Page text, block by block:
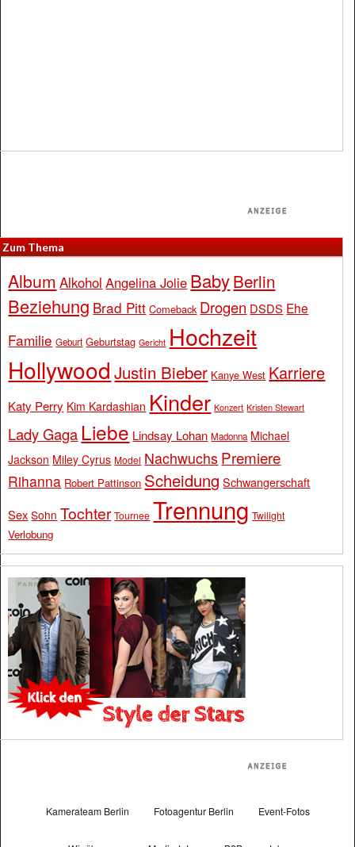
Zum Thema
Album Alkohol Angelina Jolie BabyBerlin
Beziehung Brad Pitt Comeback Drogen DSDS Ehe
Familie Geburt Geburtstag Gericht Hochzeit
Hollywood Justin Bieber Kanye West Karriere
Katy Perry Kim Kardashian Kinder Konzert Kristen Stewart
Lady Gaga Liebe Lindsay Lohan Madonna Michael
Jackson Miley Cyrus Model Nachwuchs Premiere
Rihanna Robert Pattinson Scheidung Schwangerschaft
Sex Sohn Tochter Tournee Trennung Twilight
Verlobung
Kamerateam Berlin Fotoagentur Berlin Event-Fotos